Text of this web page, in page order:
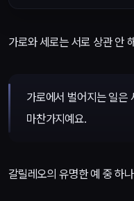
가로와 세로는 서로 상관 안
가로에서 벌어지는 일은
마찬가지예요.
갈릴레오의 유명한 예 중 하